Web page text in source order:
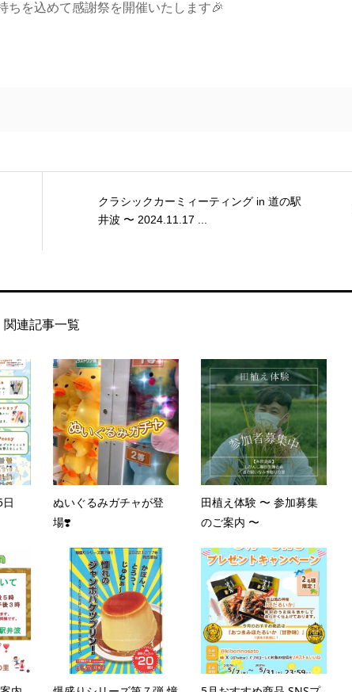
ちを込めて感謝祭を開催いたします🎉
クラシックカーミィーティング in 道の駅
井波 〜 2024.11.17 ...
関連記事一覧
ぬいぐるみガチャが登
場❣️
田植え体験 〜 参加募集
のご案内 〜